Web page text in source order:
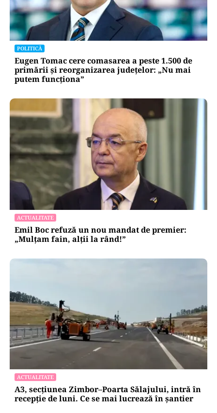
POLITICĂ
Eugen Tomac cere comasarea a peste 1.500 de
primării și reorganizarea județelor: „Nu mai
putem funcționa”
ACTUALITATE
Emil Boc refuză un nou mandat de premier:
„Mulțam fain, alții la rând!”
ACTUALITATE
A3, secțiunea Zimbor–Poarta Sălajului, intră în
recepție de luni. Ce se mai lucrează în șantier